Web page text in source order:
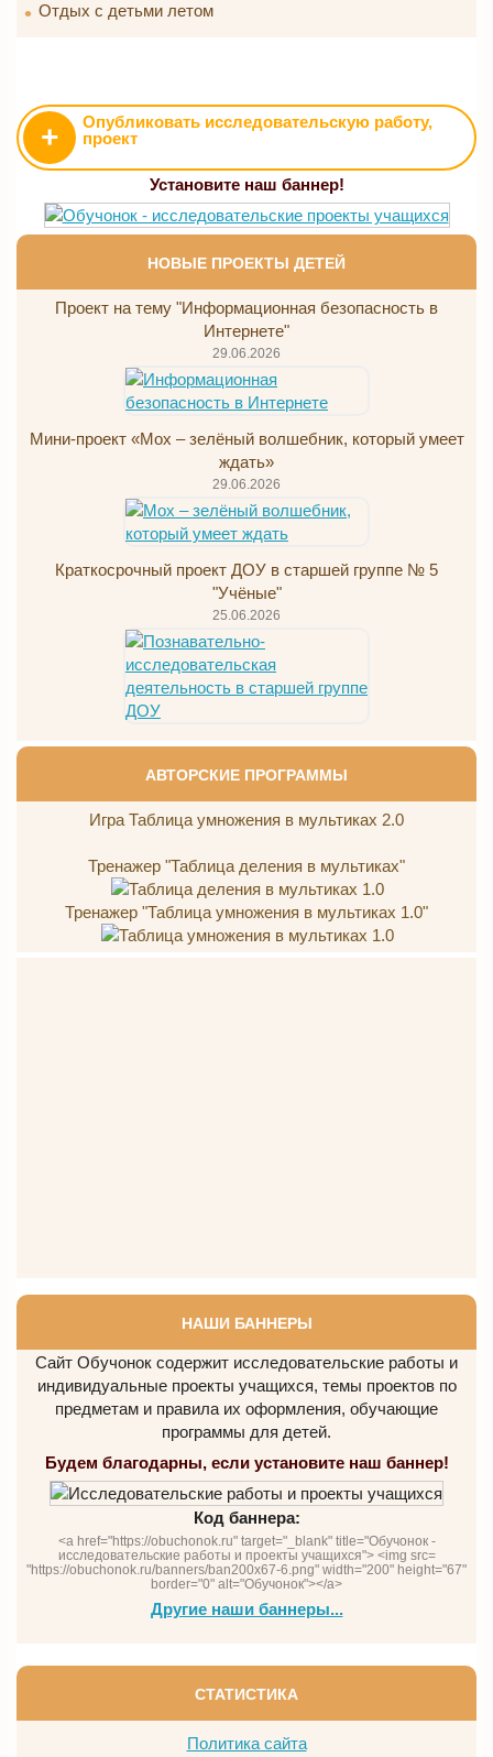
Отдых с детьми летом
+
Опубликовать исследовательскую работу,
проект
Установите наш баннер!
НОВЫЕ ПРОЕКТЫ ДЕТЕЙ
Проект на тему "Информационная безопасность в
Интернете"
29.06.2026
Мини-проект «Мох – зелёный волшебник, который умеет
ждать»
29.06.2026
Краткосрочный проект ДОУ в старшей группе № 5
"Учёные"
25.06.2026
АВТОРСКИЕ ПРОГРАММЫ
Игра Таблица умножения в мультиках 2.0
Тренажер "Таблица деления в мультиках"
Тренажер "Таблица умножения в мультиках 1.0"
НАШИ БАННЕРЫ
Сайт Обучонок содержит исследовательские работы и
индивидуальные проекты учащихся, темы проектов по
предметам и правила их оформления, обучающие
программы для детей.
Будем благодарны, если установите наш баннер!
Код баннера:
<a href="https://obuchonok.ru" target="_blank" title="Обучонок -
исследовательские работы и проекты учащихся"> <img src=
"https://obuchonok.ru/banners/ban200x67-6.png" width="200" height="67"
border="0" alt="Обучонок"></a>
Другие наши баннеры...
СТАТИСТИКА
Политика сайта